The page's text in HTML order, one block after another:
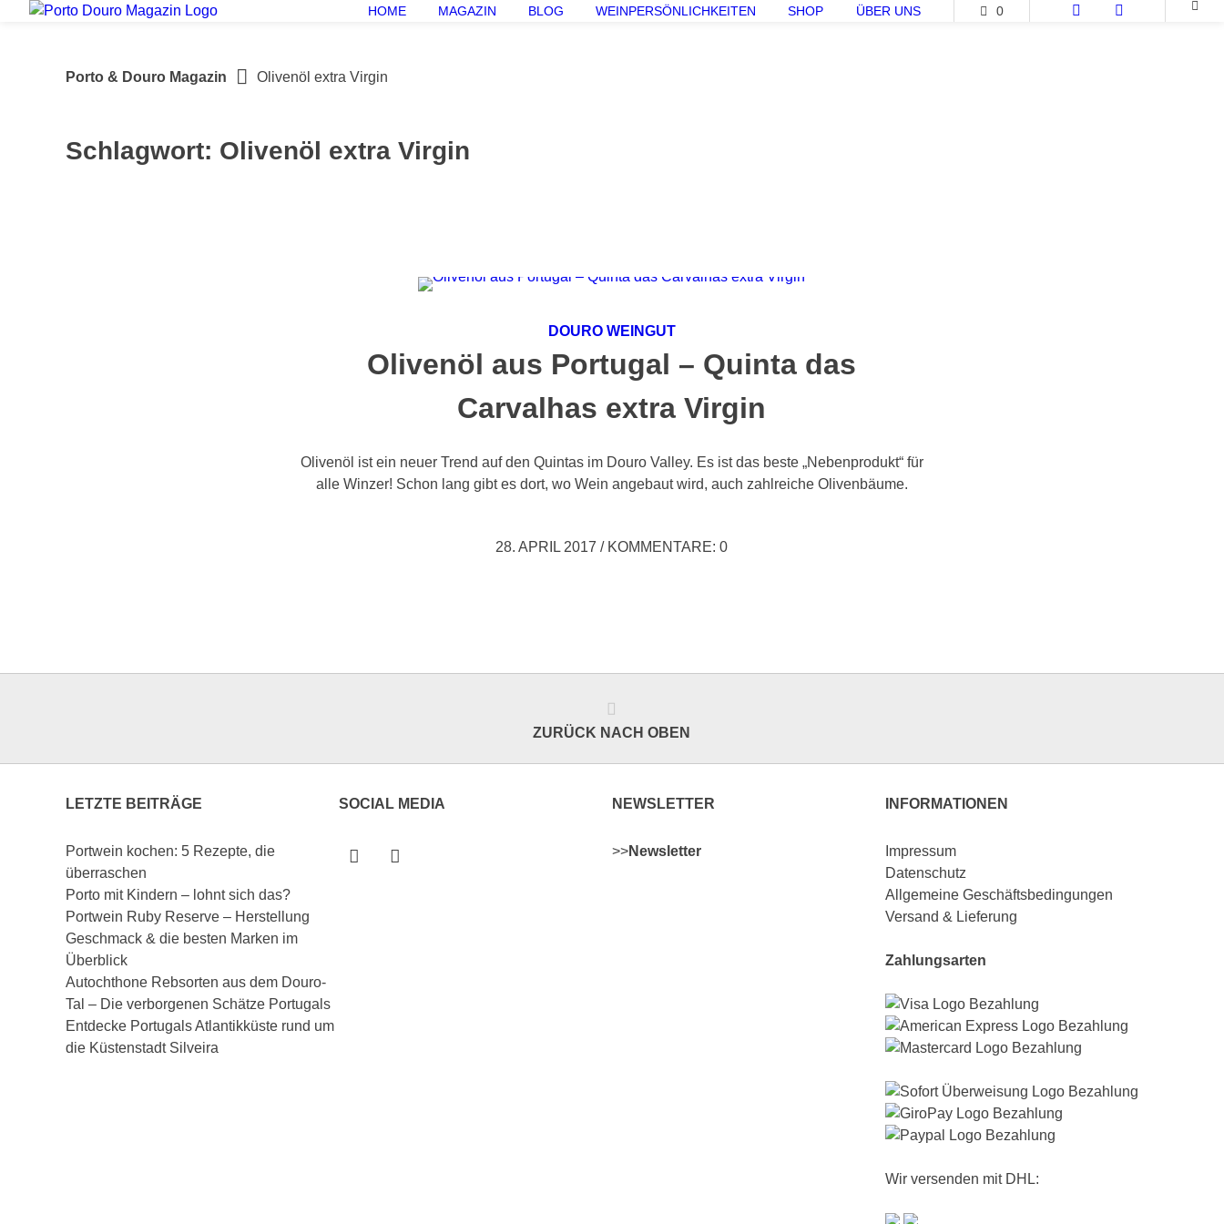
Springe
HOME MAGAZIN BLOG WEINPERSÖNLICHKEITEN SHOP ÜBER UNS 0
Porto & Douro Magazin Olivenöl extra Virgin
Schlagwort: Olivenöl extra Virgin
DOURO WEINGUT
Olivenöl aus Portugal – Quinta das
Carvalhas extra Virgin
Olivenöl ist ein neuer Trend auf den Quintas im Douro Valley. Es ist das beste „Nebenprodukt“ für
alle Winzer! Schon lang gibt es dort, wo Wein angebaut wird, auch zahlreiche Olivenbäume.
28. APRIL 2017 /KOMMENTARE: 0
ZURÜCK NACH OBEN
LETZTE BEITRÄGE
Portwein kochen: 5 Rezepte, die
überraschen
Porto mit Kindern – lohnt sich das?
Portwein Ruby Reserve – Herstellung
Geschmack & die besten Marken im
Überblick
Autochthone Rebsorten aus dem Douro-
Tal – Die verborgenen Schätze Portugals
Entdecke Portugals Atlantikküste rund um
die Küstenstadt Silveira
SOCIAL MEDIA NEWSLETTER
>>Newsletter
INFORMATIONEN
Impressum
Datenschutz
Allgemeine Geschäftsbedingungen
Versand & Lieferung
Zahlungsarten
Wir versenden mit DHL: